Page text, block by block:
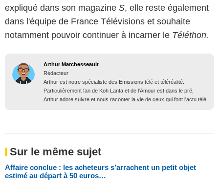
expliqué dans son magazine S, elle reste également
dans l'équipe de France Télévisions et souhaite
notamment pouvoir continuer à incarner le Téléthon.
Arthur Marchesseault
Rédacteur
Arthur est notre spécialiste des Emissions télé et téléréalité.
Particulièrement fan de Koh Lanta et de l'Amour est dans le pré,
Arthur adore suivre et nous raconter la vie de ceux qui font l'actu télé.
Sur le même sujet
Affaire conclue : les acheteurs s’arrachent un petit objet
estimé au départ à 50 euros…